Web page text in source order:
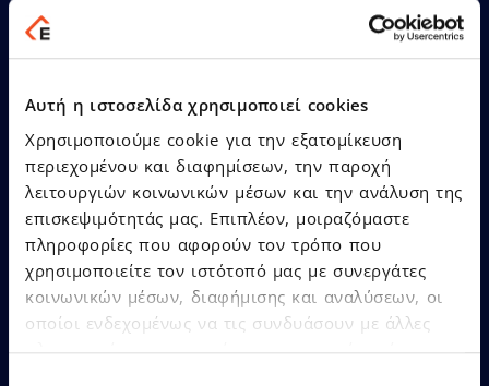
Αυτή η ιστοσελίδα χρησιμοποιεί cookies
Χρησιμοποιούμε cookie για την εξατομίκευση
περιεχομένου και διαφημίσεων, την παροχή
λειτουργιών κοινωνικών μέσων και την ανάλυση της
επισκεψιμότητάς μας. Επιπλέον, μοιραζόμαστε
πληροφορίες που αφορούν τον τρόπο που
χρησιμοποιείτε τον ιστότοπό μας με συνεργάτες
κοινωνικών μέσων, διαφήμισης και αναλύσεων, οι
οποίοι ενδεχομένως να τις συνδυάσουν με άλλες
αναδείχθηκε «SaaS Provider
συνολικά 12 βραβεία στα
Cloud & SaaS Awards 2026!
Δείτε Περισσότερα